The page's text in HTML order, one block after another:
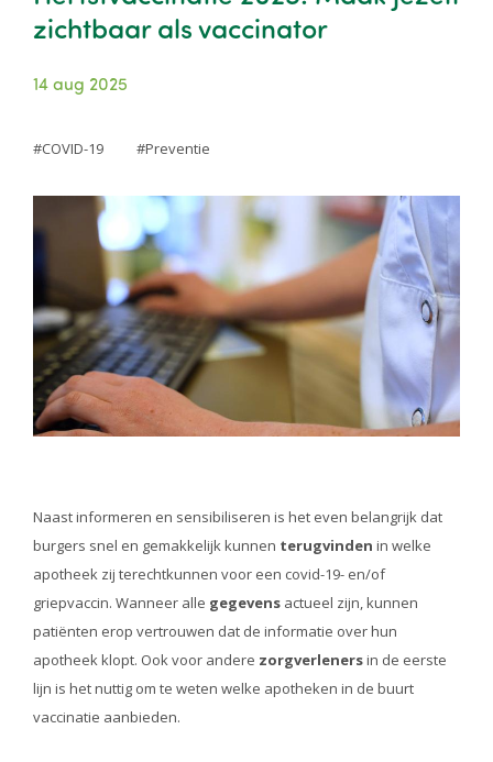
zichtbaar als vaccinator
14 aug 2025
COVID-19 Preventie
Naast informeren en sensibiliseren is het even belangrijk dat
burgers snel en gemakkelijk kunnen terugvinden in welke
apotheek zij terechtkunnen voor een covid-19- en/of
griepvaccin. Wanneer alle gegevens actueel zijn, kunnen
patiënten erop vertrouwen dat de informatie over hun
apotheek klopt. Ook voor andere zorgverlenersin de eerste
lijn is het nuttig om te weten welke apotheken in de buurt
vaccinatie aanbieden.